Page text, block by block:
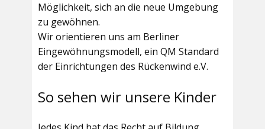
Möglichkeit, sich an die neue Umgebung
zu gewöhnen.
Wir orientieren uns am Berliner
Eingewöhnungsmodell, ein QM Standard
der Einrichtungen des Rückenwind e.V.
So sehen wir unsere Kinder